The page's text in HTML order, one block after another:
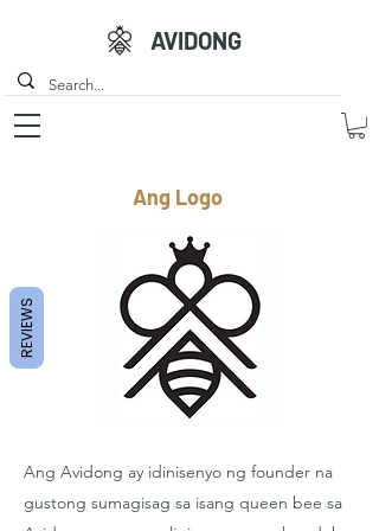
AVIDONG
Ang Logo
Ang Avidong ay idinisenyo ng founder na
gustong sumagisag sa isang queen bee sa
REVIEWS